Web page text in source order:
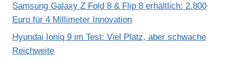
Samsung Galaxy Z Fold 8 & Flip 8 erhältlich: 2.800
Euro für 4 Millimeter Innovation
Hyundai Ioniq 9 im Test: Viel Platz, aber schwache
Reichweite